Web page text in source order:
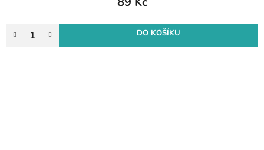
DO KOŠÍKU